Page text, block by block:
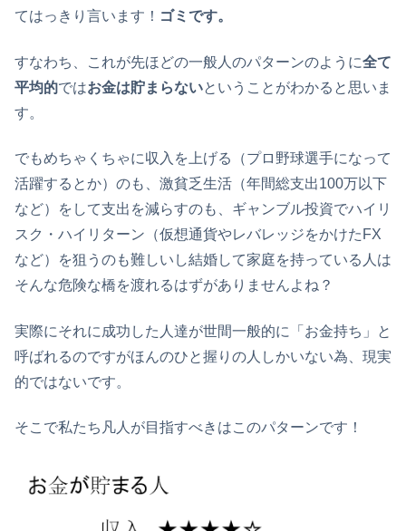
てはっきり言います！ ゴミです。
すなわち、これが先ほどの一般人のパターンのように全て
平均的ではお金は貯まらないということがわかると思いま
す。
でもめちゃくちゃに収入を上げる（プロ野球選手になって
活躍するとか）のも、激貧乏生活（年間総支出100万以下
など）をして支出を減らすのも、ギャンブル投資でハイリ
スク・ハイリターン（仮想通貨やレバレッジをかけたFX
など）を狙うのも難しいし結婚して家庭を持っている人は
そんな危険な橋を渡れるはずがありませんよね？
実際にそれに成功した人達が世間一般的に「お金持ち」と
呼ばれるのですがほんのひと握りの人しかいない為、現実
的ではないです。
そこで私たち凡人が目指すべきはこのパターンです！